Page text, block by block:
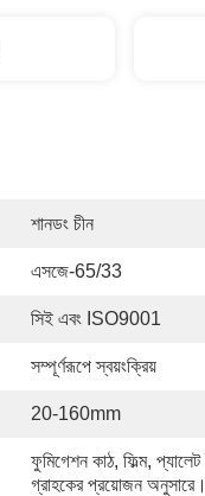
শানডং চীন
এসজে-65/33
সিই এবং ISO9001
সম্পূর্ণরূপে স্বয়ংক্রিয়
20-160mm
ফুমিগেশন কাঠ, ফিল্ম, প্যালেট
গ্রাহকের প্রয়োজন অনুসারে।